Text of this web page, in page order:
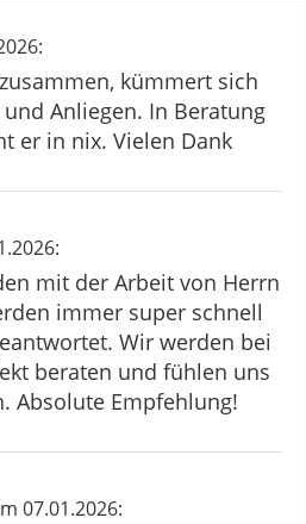
kümmert sich
Anliegen. In Beratung
er in nix. Vielen Dank
mit der Arbeit von Herrn
immer super schnell
Wir werden bei
beraten und fühlen uns
Absolute Empfehlung!
07.01.2026: